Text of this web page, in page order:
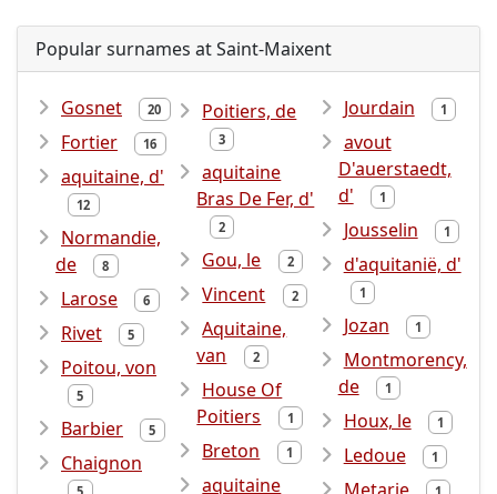
Popular surnames at Saint-Maixent
Gosnet 20
Fortier 16
aquitaine, d'
12
Normandie,
de
8
Larose 6
Rivet 5
Poitou, von
5
Barbier 5
Chaignon
Poitiers, de
3
aquitaine
Bras De Fer, d'
2
Gou, le 2
Vincent 2
Aquitaine,
van
2
House Of
Poitiers
1
Breton 1
aquitaine
Jourdain 1
avout
D'auerstaedt,
d'
1
Jousselin 1
d'aquitanië, d'
1
Jozan 1
Montmorency,
de
1
Houx, le 1
Ledoue 1